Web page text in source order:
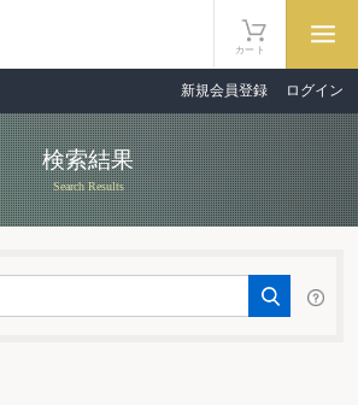
カート
新規会員登録 ログイン
検索結果
Search Results